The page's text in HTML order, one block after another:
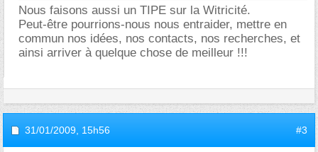
Nous faisons aussi un TIPE sur la Witricité.
Peut-être pourrions-nous nous entraider, mettre en
commun nos idées, nos contacts, nos recherches, et
ainsi arriver à quelque chose de meilleur !!!
31/01/2009, 15h56 #3